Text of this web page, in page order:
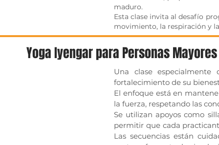
maduro.
Esta clase invita al desafío
movimiento, la respiración y
Yoga Iyengar para Personas
Una clase
fortalecimiento de su
El enfoque está en
la fuerza, respetando las
Se utilizan apoyos como
permitir que cada
Las secuencias están